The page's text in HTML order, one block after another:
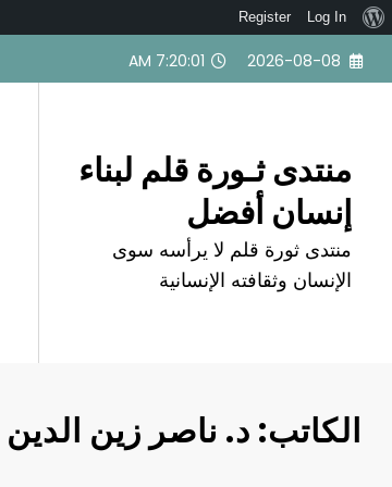
نبذة
عن
ووردبريس
Log In
Register
التجاوز
2026-08-08
7:20:02 AM
منتدى ثـورة قلم لبناء
إنسان أفضل
منتدى ثورة قلم لا يرأسه سوى
الإنسان وثقافته الإنسانية
الكاتب: د. ناصر زين الدين